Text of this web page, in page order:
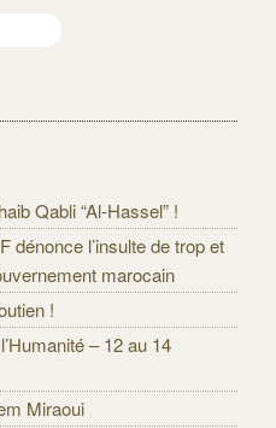
Qabli “Al-Hassel” !
dénonce l’insulte de trop et
marocain
!
– 12 au 14
Miraoui